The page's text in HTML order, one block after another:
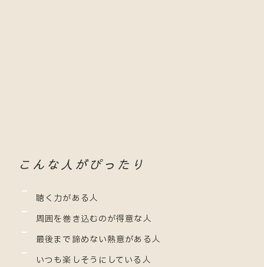
こんな人がぴったり
聴く力がある人
周囲を巻き込むのが得意な人
最後まで諦めない熱意がある人
いつも楽しそうにしている人